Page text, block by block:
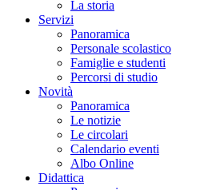
La storia
Servizi
Panoramica
Personale scolastico
Famiglie e studenti
Percorsi di studio
Novità
Panoramica
Le notizie
Le circolari
Calendario eventi
Albo Online
Didattica